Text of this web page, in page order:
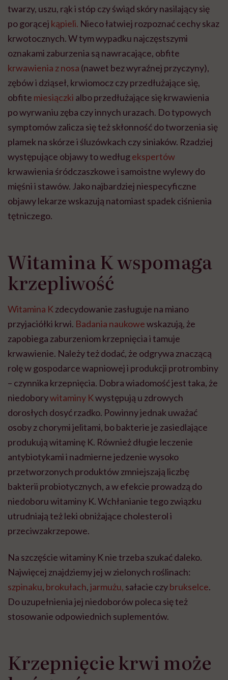
twarzy, uszu, rąk i stóp czy świąd skóry nasilający się
po gorącej kąpieli. Nieco łatwiej rozpoznać cechy skaz
krwotocznych. W tym wypadku najczęstszymi
oznakami zaburzenia są nawracające, obfite
krwawienia z nosa (nawet bez wyraźnej przyczyny),
zębów i dziąseł, krwiomocz czy przedłużające się,
obfite miesiączki albo przedłużające się krwawienia
po wyrwaniu zęba czy innych urazach. Do typowych
symptomów zalicza się też skłonność do tworzenia się
plamek na skórze i śluzówkach czy siniaków. Rzadziej
występujące objawy to wedługekspertów
krwawienia śródczaszkowe i samoistne wylewy do
mięśni i stawów. Jako najbardziej niespecyficzne
objawy lekarze wskazują natomiast spadek ciśnienia
tętniczego.
Witamina K wspomaga
krzepliwość
Witamina Kzdecydowanie zasługuje na miano
przyjaciółki krwi. Badania naukowewskazują, że
zapobiega zaburzeniom krzepnięcia i tamuje
krwawienie. Należy też dodać, że odgrywa znaczącą
rolę w gospodarce wapniowej i produkcji protrombiny
– czynnika krzepnięcia. Dobra wiadomość jest taka, że
niedoborywitaminy Kwystępują u zdrowych
dorosłych dosyć rzadko. Powinny jednak uważać
osoby z chorymi jelitami, bo bakterie je zasiedlające
produkują witaminę K. Również długie leczenie
antybiotykami i nadmierne jedzenie wysoko
przetworzonych produktów zmniejszają liczbę
bakterii probiotycznych, a w efekcie prowadzą do
niedoboru witaminy K. Wchłanianie tego związku
utrudniają też leki obniżające cholesterol i
przeciwzakrzepowe.
Na szczęście witaminy K nie trzeba szukać daleko.
Najwięcej znajdziemy jej w zielonych roślinach:
szpinaku, brokułach,jarmużu, sałacie czybrukselce.
Do uzupełnienia jej niedoborów poleca się też
stosowanie odpowiednich suplementów.
Krzepnięcie krwi może